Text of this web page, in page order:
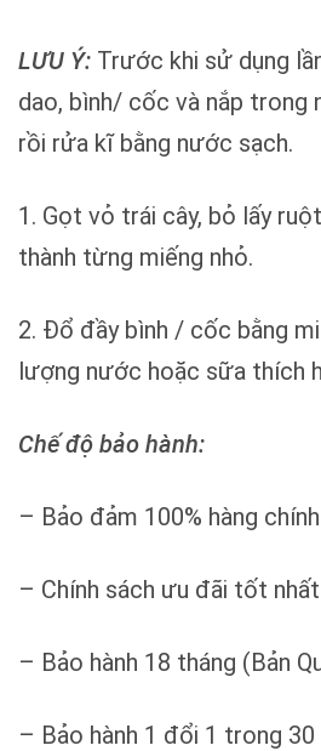
LƯU Ý: Trước khi sử dụng
dao, bình/ cốc và nắp trong
rồi rửa kĩ bằng nước sạch.
1. Gọt vỏ trái cây, bỏ lấy
thành từng miếng nhỏ.
2. Đổ đầy bình / cốc bằng
lượng nước hoặc sữa thích
Chế độ bảo hành:
– Bảo đảm 100% hàng
– Chính sách ưu đãi tốt
– Bảo hành 18 tháng (Bản
– Bảo hành 1 đổi 1 trong